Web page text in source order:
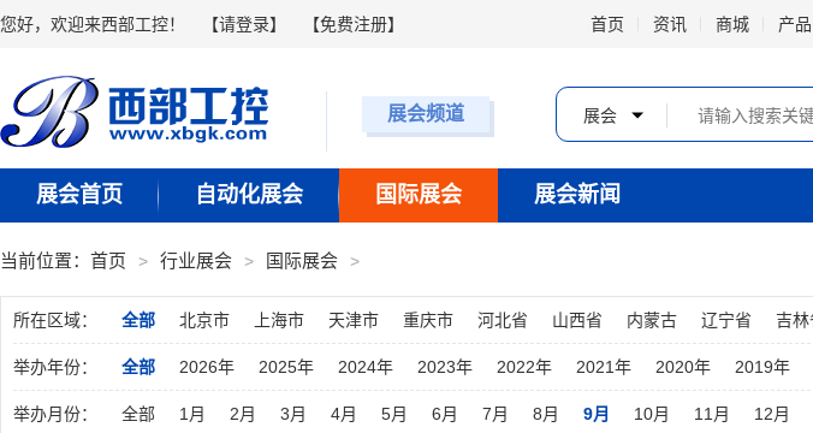
您好，欢迎来西部工控！ 【请登录】 【免费注册】 首页 资讯 商城 产品
展会频道 展会
展会首页 自动化展会 国际展会 展会新闻
当前位置： 首页 行业展会 国际展会
所在区域： 全部 北京市 上海市 天津市 重庆市 河北省 山西省 内蒙古 辽宁省 吉林
湖南省 广东省 广西 海南省 四川省 贵州省 云南省 西藏 陕西省 甘肃省
举办年份： 全部 2026年 2025年 2024年 2023年 2022年 2021年 2020年 2019年
举办月份： 全部 1月 2月 3月 4月 5月 6月 7月 8月 9月 10月 11月 12月